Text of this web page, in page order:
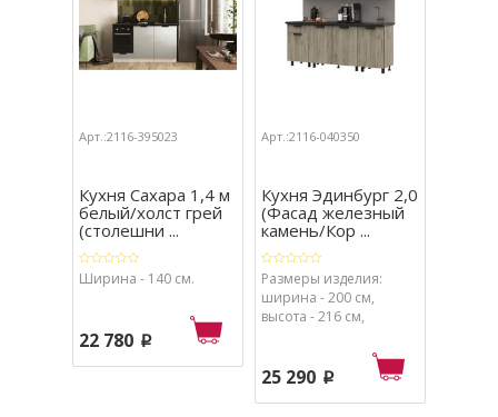
Арт.:2116-395023
Кухня Сахара 1,4 м
белый/холст грей
(столешни ...
Ширина - 140 см.
22 780 p
Арт.:2116-040350
Кухня Эдинбург 2,0
(Фасад железный
камень/Кор ...
Размеры изделия:
ширина - 200 см,
высота - 216 см,
25 290 p